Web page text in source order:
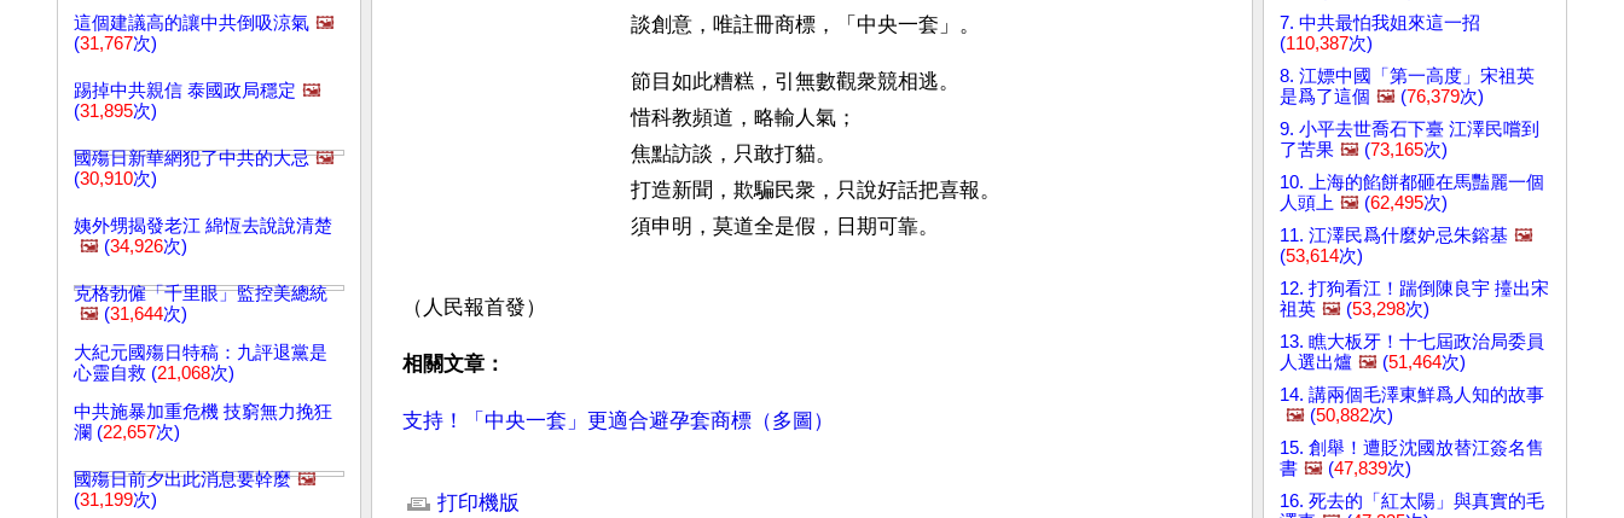
這個建議高的讓中共倒吸涼氣 🖼️
(31,767次)
踢掉中共親信 泰國政局穩定 🖼️
(31,895次)
國殤日新華網犯了中共的大忌 🖼️
(30,910次)
姨外甥揭發老江 綿恆去說說清楚
🖼️ (34,926次)
克格勃僱「千里眼」監控美總統
🖼️ (31,644次)
大紀元國殤日特稿：九評退黨是
心靈自救 (21,068次)
中共施暴加重危機 技窮無力挽狂
瀾 (22,657次)
國殤日前夕出此消息要幹麼 🖼️
(31,199次)
談創意，唯註冊商標，「中央一套」。
節目如此糟糕，引無數觀衆競相逃。
惜科教頻道，略輸人氣；
焦點訪談，只敢打貓。
打造新聞，欺騙民衆，只說好話把喜報。
須申明，莫道全是假，日期可靠。
（人民報首發）
相關文章：
支持！「中央一套」更適合避孕套商標（多圖）
打印機版
7. 中共最怕我姐來這一招
(110,387次)
8. 江嫖中國「第一高度」宋祖英
是爲了這個 🖼️ (76,379次)
9. 小平去世喬石下臺 江澤民嚐到
了苦果 🖼️ (73,165次)
10. 上海的餡餅都砸在馬豔麗一個
人頭上 🖼️ (62,495次)
11. 江澤民爲什麼妒忌朱鎔基 🖼️
(53,614次)
12. 打狗看江！踹倒陳良宇 擡出宋
祖英 🖼️ (53,298次)
13. 瞧大板牙！十七屆政治局委員
人選出爐 🖼️ (51,464次)
14. 講兩個毛澤東鮮爲人知的故事
🖼️ (50,882次)
15. 創舉！遭貶沈國放替江簽名售
書 🖼️ (47,839次)
16. 死去的「紅太陽」與真實的毛